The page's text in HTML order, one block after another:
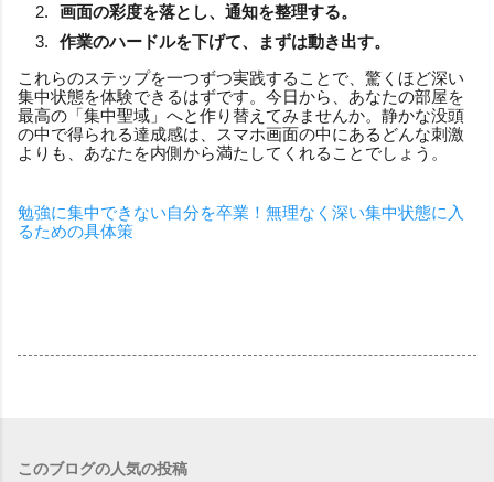
画面の彩度を落とし、通知を整理する。
作業のハードルを下げて、まずは動き出す。
これらのステップを一つずつ実践することで、驚くほど深い
集中状態を体験できるはずです。今日から、あなたの部屋を
最高の「集中聖域」へと作り替えてみませんか。静かな没頭
の中で得られる達成感は、スマホ画面の中にあるどんな刺激
よりも、あなたを内側から満たしてくれることでしょう。
勉強に集中できない自分を卒業！無理なく深い集中状態に入
るための具体策
このブログの人気の投稿